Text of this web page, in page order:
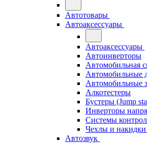
Автотовары
Автоаксессуары
Автоаксессуары
Автоинверторы
Автомобильная
Автомобильные
Автомобильные
Алкотестеры
Бустеры (Jump
Инверторы
Системы
Чехлы и накидки
Автозвук